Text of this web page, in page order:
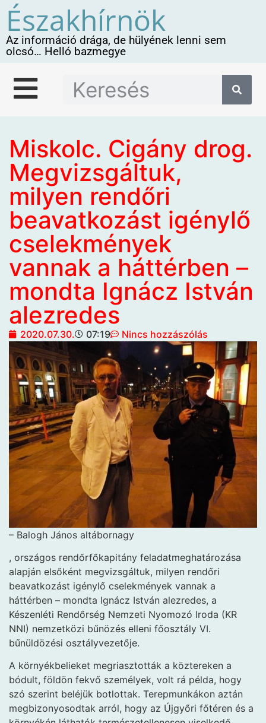
Északhírnök
Az információ drága, de hülyének lenni sem
olcsó… Helló bazmegye
Miskolc. Cigány drog.
Megvizsgáltuk,
milyen rendőri
beavatkozást igénylő
cselekmények
vannak a háttérben –
mondta Ignácz István
alezredes
2020.07.30. 07:19 Nincs hozzászólás
– Balogh János altábornagy
, országos rendőrfőkapitány feladatmeghatározása
alapján elsőként megvizsgáltuk, milyen rendőri
beavatkozást igénylő cselekmények vannak a
háttérben – mondta Ignácz István alezredes, a
Készenléti Rendőrség Nemzeti Nyomozó Iroda (KR
NNI) nemzetközi bűnözés elleni főosztály VI.
bűnüldözési osztályvezetője.
A környékbelieket megriasztották a köztereken a
bódult, földön fekvő személyek, volt rá példa, hogy
szó szerint beléjük botlottak. Terepmunkákon aztán
megbizonyosodtak arról, hogy az Újgyőri főtéren és a